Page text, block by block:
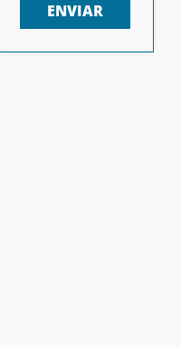
ENVIAR